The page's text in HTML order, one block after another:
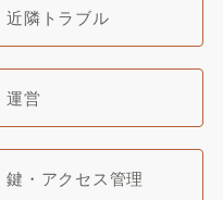
近隣トラブル
運営
鍵・アクセス管理